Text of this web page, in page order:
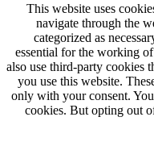
This website uses
navigate through the
categorized as
essential for the working
also use third-party cookies
you use this website.
only with your consent.
cookies. But opting out